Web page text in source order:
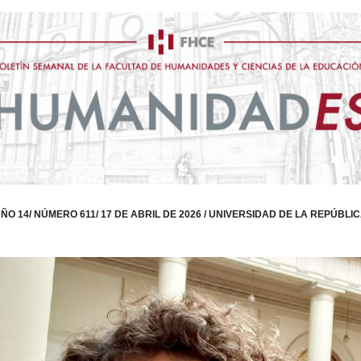
14/ NÚMERO 611/ 17 DE ABRIL DE 2026 / UNIVERSIDAD DE LA